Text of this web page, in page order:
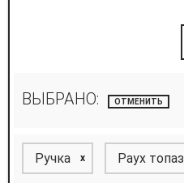
ВЫБРАНО: ОТМЕНИТЬ
Ручка x Раух топаз